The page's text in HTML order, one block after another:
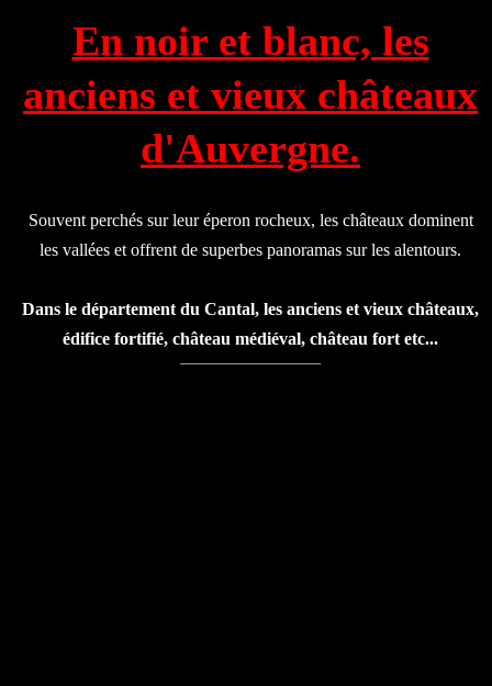
En noir et blanc, les
anciens et vieux châteaux
d'Auvergne.
Souvent perchés sur leur éperon rocheux, les châteaux dominent
les vallées et offrent de superbes panoramas sur les alentours.
Dans le département du Cantal, les anciens et vieux châteaux,
édifice fortifié, château médiéval, château fort etc...